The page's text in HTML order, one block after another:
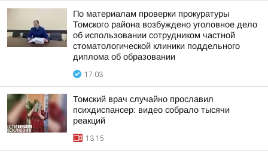
По материалам проверки прокуратуры
Томского района возбуждено уголовное дело
об использовании сотрудником частной
стоматологической клиники поддельного
диплома об образовании
17:03
Томский врач случайно прославил
психдиспансер: видео собрало тысячи
реакций
13:15